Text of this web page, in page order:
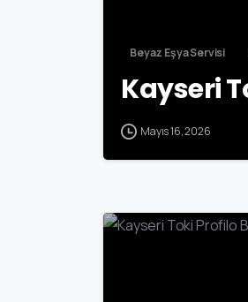
Beyaz Eşya Servisi
Kayseri
Mayıs 16, 2026